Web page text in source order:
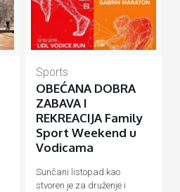
Sports
OBEĆANA DOBRA
ZABAVA I
REKREACIJA Family
Sport Weekend u
Vodicama
Sunčani listopad kao
stvoren je za druženje i